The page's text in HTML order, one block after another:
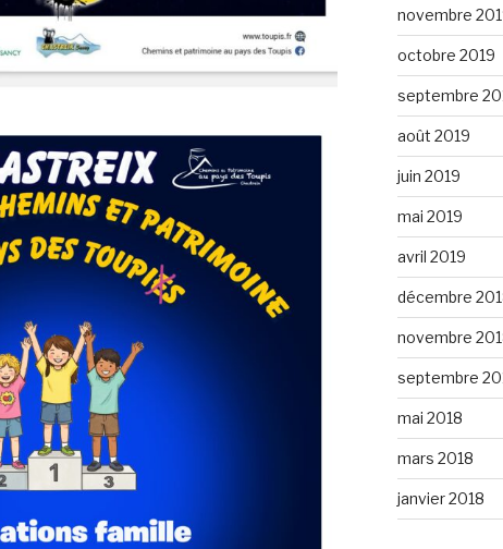
novembre
octobre 2019
septembre
août 2019
juin 2019
mai 2019
avril 2019
décembre
novembre
septembre
mai 2018
mars 2018
janvier 2018